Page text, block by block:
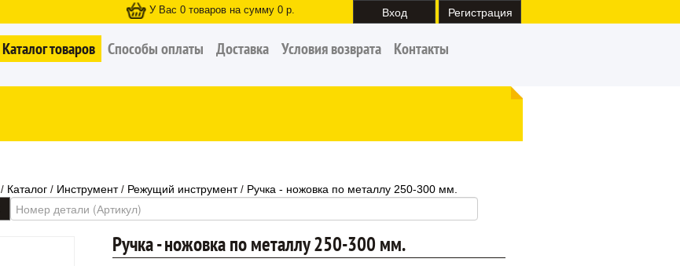
У Вас 0 товаров на сумму 0 р. Вход Регистрация
Каталог товаров Способы оплаты Доставка Условия возврата Контакты
/ Каталог / Инструмент/ Режущий инструмент/ Ручка - ножовка по металлу 250-300 мм.
Ручка - ножовка по металлу 250-300 мм.